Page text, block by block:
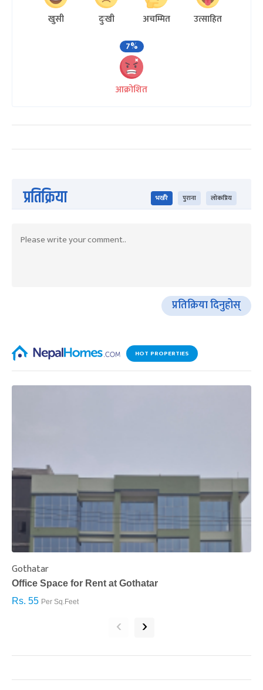
खुसी दुःखी अचम्मित
उत्साहित
7%
आक्रोशित
प्रतिक्रिया भर्खरै पुराना लोकप्रिय
प्रतिक्रिया दिनुहोस्
HOT PROPERTIES
Gothatar
Office Space for Rent at Gothatar
Rs. 55 Per Sq.Feet
‹ ›